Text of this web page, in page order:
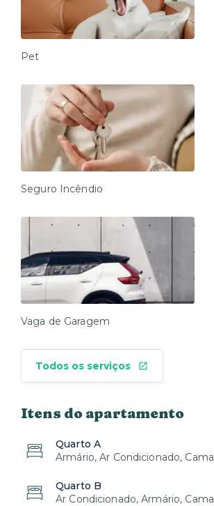
Pet
Seguro Incêndio
Vaga de Garagem
Todos os serviços
Itens do apartamento
Quarto A
Armário, Ar Condicionado, Cama
Quarto B
Ar Condicionado, Armário, Cama